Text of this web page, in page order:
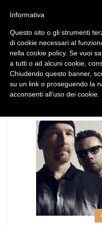
TAG:
Informativa
Questo sito o gli strumenti
di cookie necessari al
nella cookie policy. Se vuoi
a tutti o ad alcuni cookie,
Chiudendo questo banner,
su un link o proseguendo la
acconsenti all’uso dei cookie.